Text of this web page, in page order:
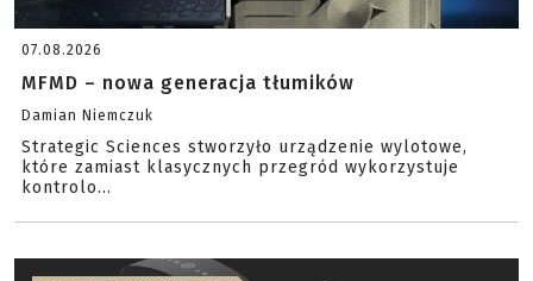
07.08.2026
MFMD – nowa generacja tłumików
Damian Niemczuk
Strategic Sciences stworzyło urządzenie wylotowe,
które zamiast klasycznych przegród wykorzystuje
kontrolo...